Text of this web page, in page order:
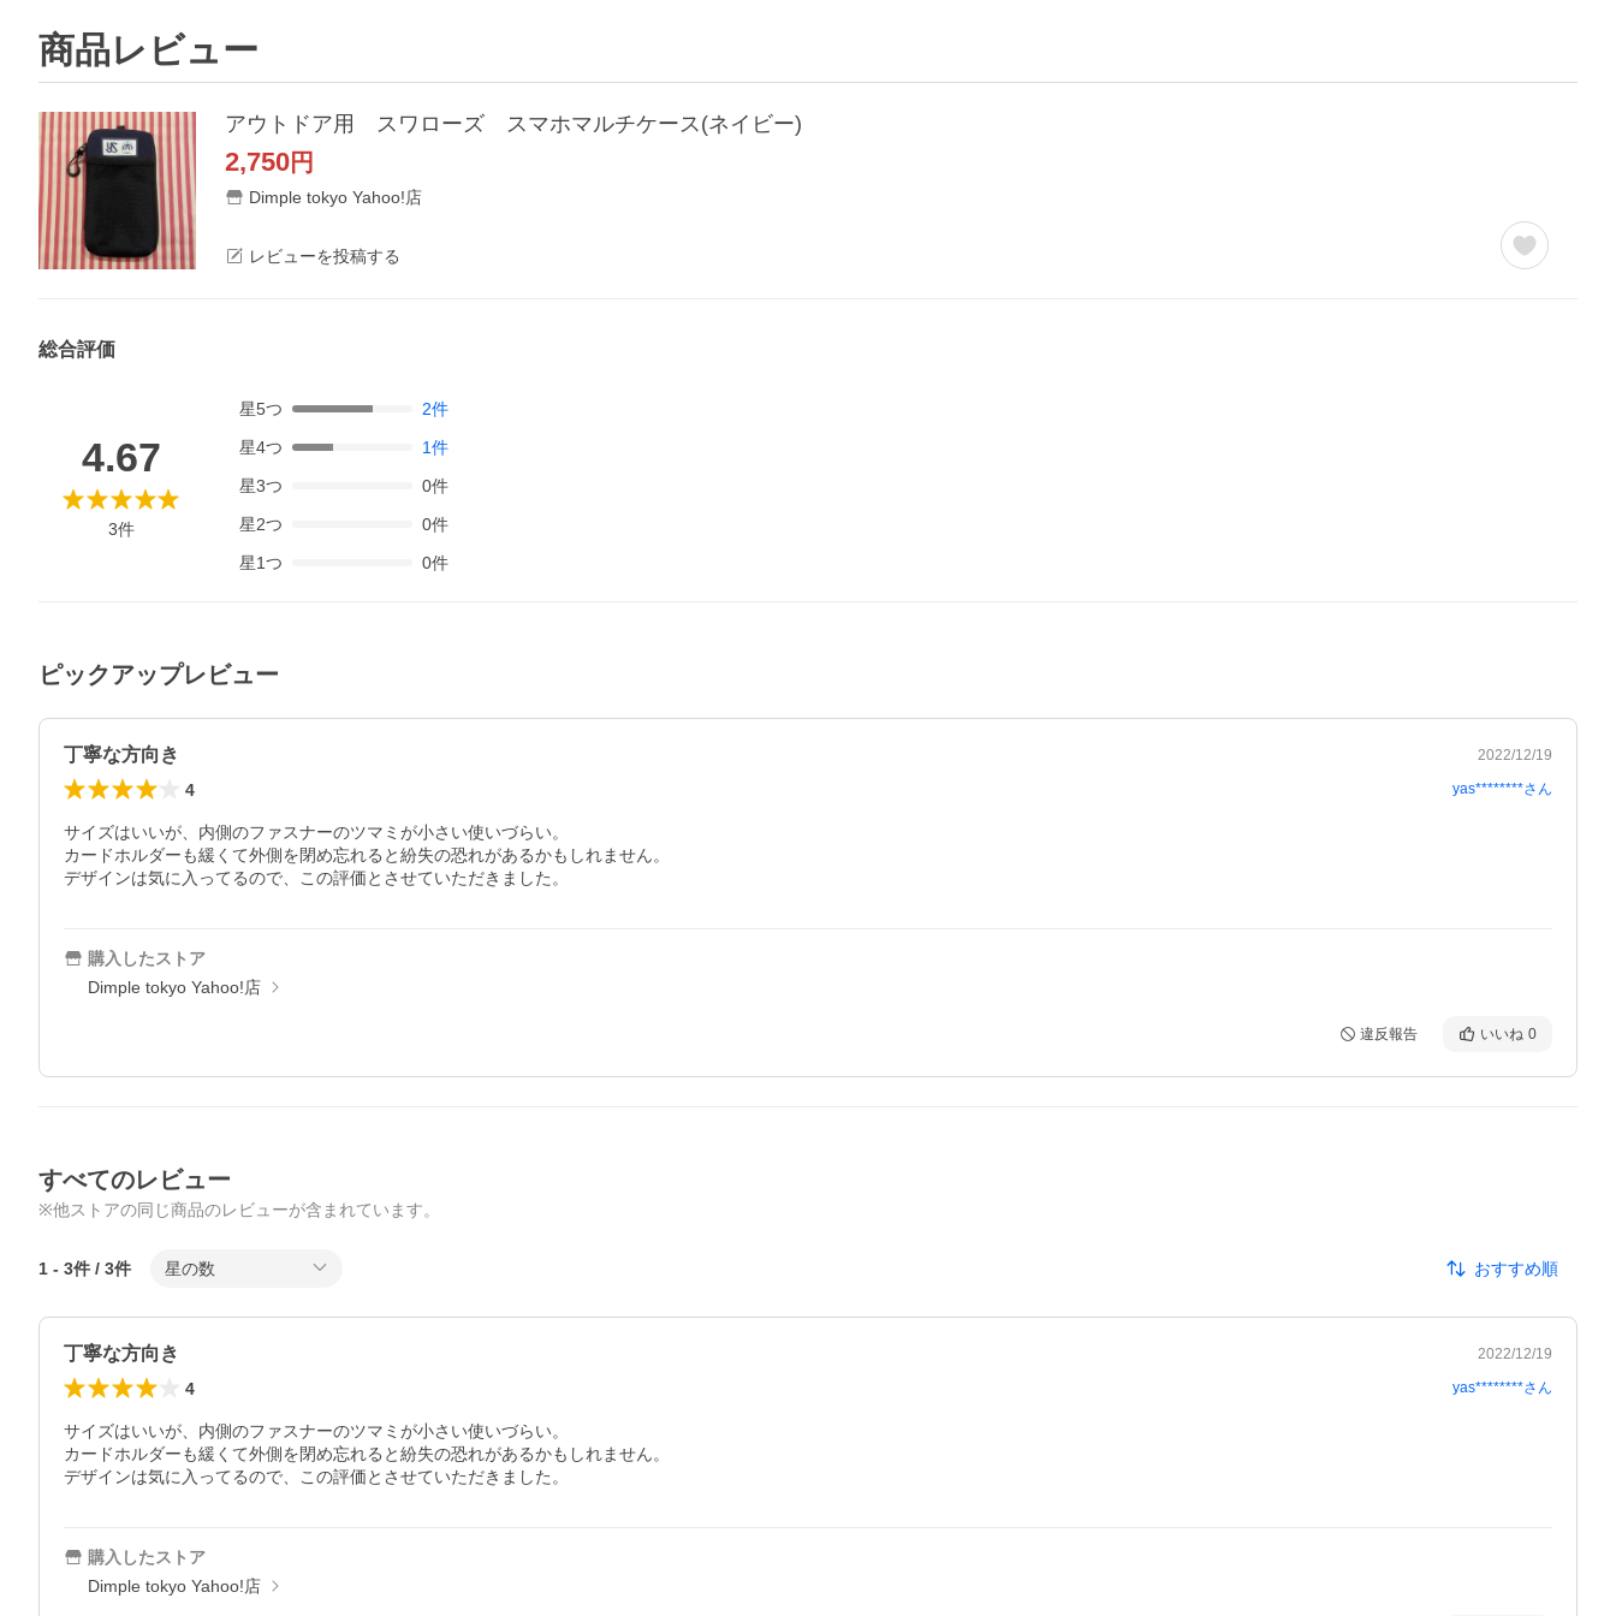
商品レビュー
アウトドア用 スワローズ スマホマルチケース(ネイビー)
2,750円
Dimple tokyo Yahoo!店
レビューを投稿する
総合評価
4.67
3件
星5つ 2件
星4つ 1件
星3つ 0件
星2つ 0件
星1つ 0件
ピックアップレビュー
丁寧な方向き 2022/12/19
4 yas********さん
サイズはいいが、内側のファスナーのツマミが小さい使いづらい。
カードホルダーも緩くて外側を閉め忘れると紛失の恐れがあるかもしれません。
デザインは気に入ってるので、この評価とさせていただきました。
購入したストア
Dimple tokyo Yahoo!店
違反報告 いいね 0
すべてのレビュー
※他ストアの同じ商品のレビューが含まれています。
1 - 3件 / 3件 星の数 おすすめ順
丁寧な方向き 2022/12/19
4 yas********さん
サイズはいいが、内側のファスナーのツマミが小さい使いづらい。
カードホルダーも緩くて外側を閉め忘れると紛失の恐れがあるかもしれません。
デザインは気に入ってるので、この評価とさせていただきました。
購入したストア
Dimple tokyo Yahoo!店